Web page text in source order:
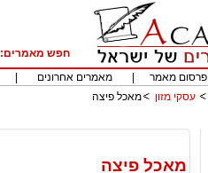
חפש מאמרים:
פרסום מאמר מאמרים אחרונים
עסקי מזון מאכל פיצה
מאכל פיצה